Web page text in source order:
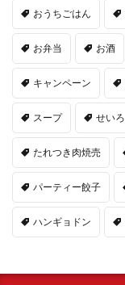
おうちごはん
お弁当 お酒
キャンペーン
スープ せいろ
たれつき肉焼売
パーティー餃子
ハンギョドン